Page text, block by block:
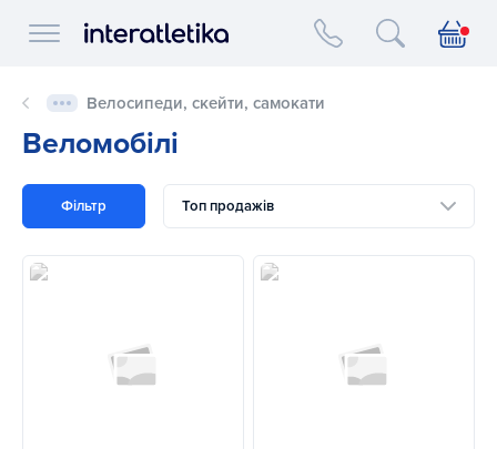
Interatletika logo
Велосипеди, скейти, самокати
Веломобілі
Фільтр Топ продажів